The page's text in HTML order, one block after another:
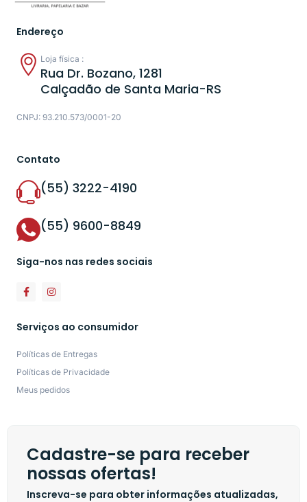
Endereço
Loja física :
Rua Dr. Bozano, 1281
Calçadão de Santa Maria-RS
CNPJ: 93.210.573/0001-20
Contato
(55) 3222-4190
(55) 9600-8849
Siga-nos nas redes sociais
Serviços ao consumidor
Políticas de Entregas
Políticas de Privacidade
Meus pedidos
Cadastre-se para receber
nossas ofertas!
Inscreva-se para obter informações atualizadas,